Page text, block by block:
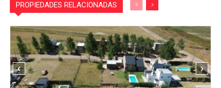
PROPIEDADES RELACIONADAS
‹ ›